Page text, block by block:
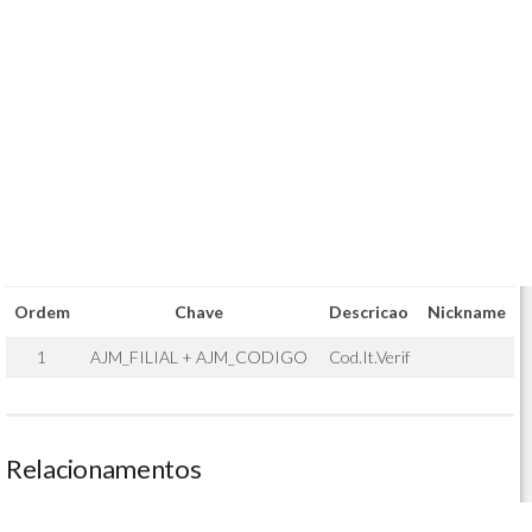
Ordem Chave Descricao Nickname
1 AJM_FILIAL + AJM_CODIGO Cod.It.Verif
Relacionamentos